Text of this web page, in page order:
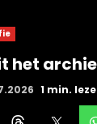
het
1 min.